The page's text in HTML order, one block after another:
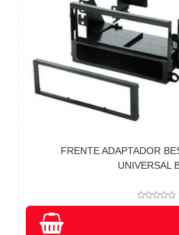
FRENTE ADAPTADOR
UNIVERSAL